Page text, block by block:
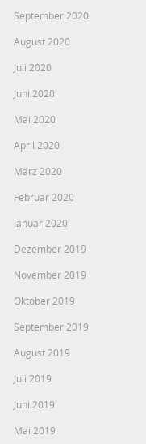
September 2020
August 2020
Juli 2020
Juni 2020
Mai 2020
April 2020
März 2020
Februar 2020
Januar 2020
Dezember 2019
November 2019
Oktober 2019
September 2019
August 2019
Juli 2019
Juni 2019
Mai 2019